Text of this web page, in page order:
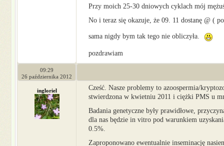
Przy moich 25-30 dniowych cyklach mój
No i teraz się okazuje, że 09. 11 dostanę @ (
sama nigdy bym tak tego nie obliczyła.
pozdrawiam
09:29
26 października 2012
ingloriel
Cześć. Nasze problemy to azoospermia/
stwierdzona w kwietniu 2011 i ciężki PMS u
Badania genetyczne były prawidłowe,
dla nas będzie in vitro pod warunkiem
0.5%.
Zaproponowano ewentualnie inseminację